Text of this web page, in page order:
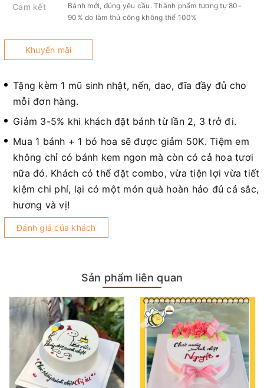
Cam kết
Bánh mới, đúng yêu cầu. Thành phẩm tương tự 80-
90% do làm thủ công không thể 100%
Khuyến mãi
Tặng kèm 1 mũ sinh nhật, nến, dao, đĩa đầy đủ cho
mỗi đơn hàng.
Giảm 3-5% khi khách đặt bánh từ lần 2, 3 trở đi.
Mua 1 bánh + 1 bó hoa sẽ được giảm 50K. Tiệm em
không chỉ có bánh kem ngon mà còn có cả hoa tươi
nữa đó. Khách có thể đặt combo, vừa tiện lợi vừa tiết
kiệm chi phí, lại có một món quà hoàn hảo đủ cả sắc,
hương và vị!
Đánh giá của khách
Sản phẩm liên quan